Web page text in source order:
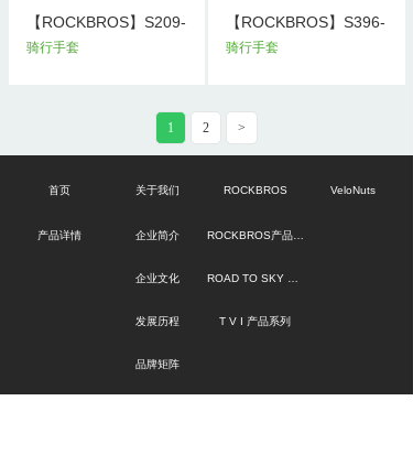
【ROCKBROS】S209-
1款冬季骑...
骑行手套
【ROCKBROS】S396-
1款骑行长...
骑行手套
1 2 >
首页
产品详情
关于我们
企业简介
企业文化
发展历程
品牌矩阵
ROCKBROS
ROCKBROS产品系列
T V I 产品系列
VeloNuts